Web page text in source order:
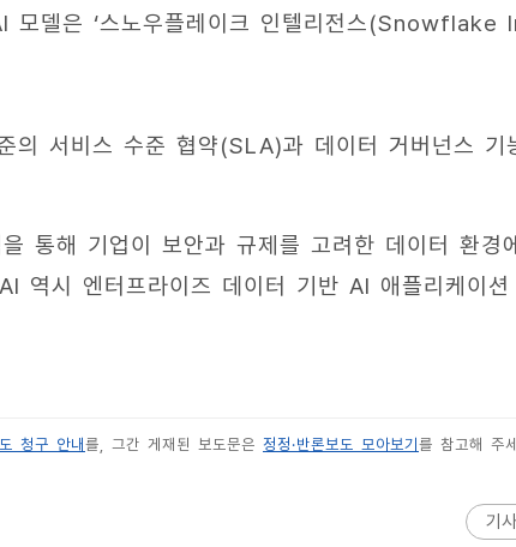
모델은 ‘스노우플레이크 인텔리전스(Snowflake
의 서비스 수준 협약(SLA)과 데이터 거버넌스
통해 기업이 보안과 규제를 고려한 데이터 환
역시 엔터프라이즈 데이터 기반 AI 애플리케이
청구 안내를, 그간 게재된 보도문은 정정·반론보도 모아보기를 참고해 주
기